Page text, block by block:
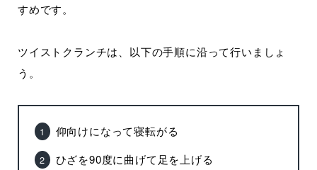
すめです。
ツイストクランチは、以下の手順に沿って行いましょ
う。
仰向けになって寝転がる
ひざを90度に曲げて足を上げる